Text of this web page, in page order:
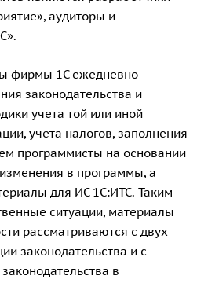
аудиторы и
фирмы 1С ежедневно
законодательства и
учета той или иной
учета налогов, заполнения
программисты на основании
в программы, а
для ИС 1С:ИТС. Таким
ситуации, материалы
рассматриваются с двух
законодательства и с
в